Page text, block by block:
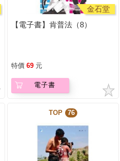
金石堂
【電子書】肯普法（8）
特價 69 元
電子書
TOP 76